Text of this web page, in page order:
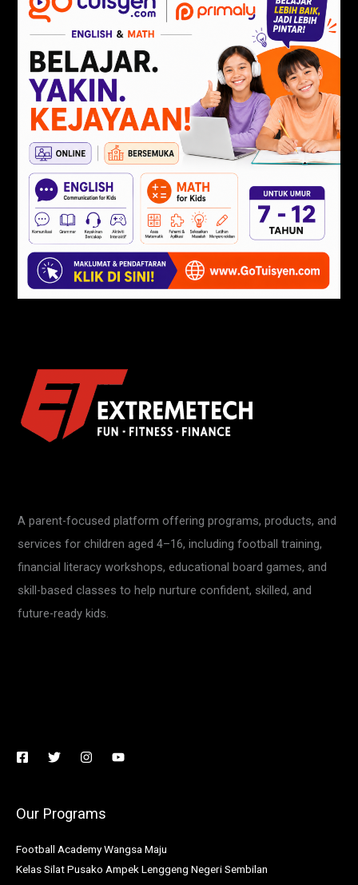
A parent-focused platform offering programs, products, and
services for children aged 4–16, including football training,
financial literacy workshops, educational board games, and
skill-based classes to help nurture confident, skilled, and
future-ready kids.
Our Programs
Football Academy Wangsa Maju
Kelas Silat Pusako Ampek Lenggeng Negeri Sembilan